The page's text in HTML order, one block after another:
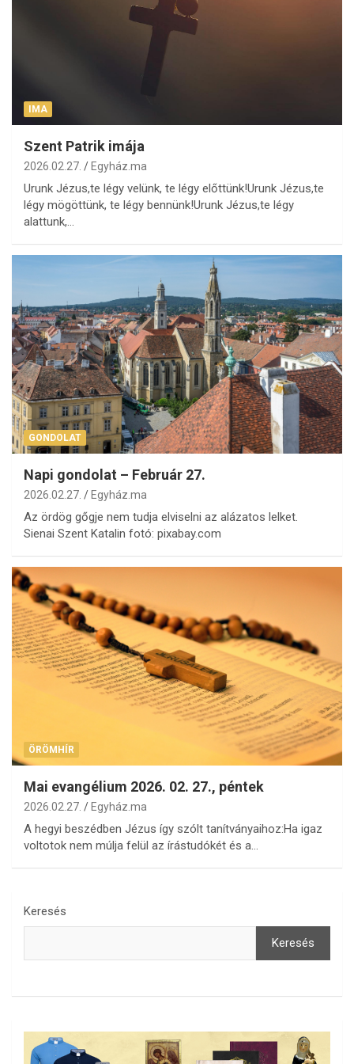
IMA
Szent Patrik imája
2026.02.27. Egyház.ma
Urunk Jézus,te légy velünk, te légy előttünk!Urunk Jézus,te
légy mögöttünk, te légy bennünk!Urunk Jézus,te légy
alattunk,…
GONDOLAT
Napi gondolat – Február 27.
2026.02.27. Egyház.ma
Az ördög gőgje nem tudja elviselni az alázatos lelket.
Sienai Szent Katalin fotó: pixabay.com
ÖRÖMHÍR
Mai evangélium 2026. 02. 27., péntek
2026.02.27. Egyház.ma
A hegyi beszédben Jézus így szólt tanítványaihoz:Ha igaz
voltotok nem múlja felül az írástudókét és a…
Keresés
Keresés